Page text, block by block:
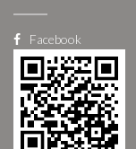
Facebook